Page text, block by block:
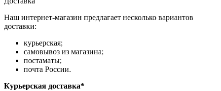
Наш интернет-магазин предлагает несколько вариантов
доставки:
курьерская;
самовывоз из магазина;
постаматы;
почта России.
Курьерская доставка*